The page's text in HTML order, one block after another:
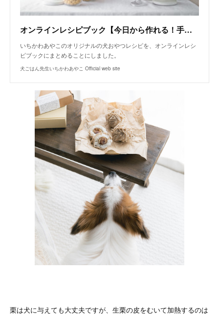
オンラインレシピブック【今日から作れる！手作り犬おやつレシピ】
いちかわあやこのオリジナルの犬おやつレシピを、オンラインレシ
ピブックにまとめることにしました。
犬ごはん先生いちかわあやこ Official web site
栗は犬に与えても大丈夫ですが、生栗の皮をむいて加熱するのは